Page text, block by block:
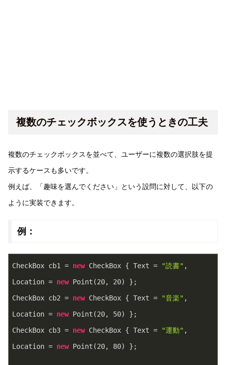
複数のチェックボックスを使うときの工夫
複数のチェックボックスを並べて、ユーザーに複数の選択肢を提
示するケースも多いです。
例えば、「趣味を選んでください」という設問に対して、以下の
ように実装できます。
例：
CheckBox cb1 = new CheckBox { Text = "読書" ,
Location = new Point(20, 20) };
CheckBox cb2 = new CheckBox { Text = "音楽" ,
Location = new Point(20, 50) };
CheckBox cb3 = new CheckBox { Text = "運動" ,
Location = new Point(20, 80) };